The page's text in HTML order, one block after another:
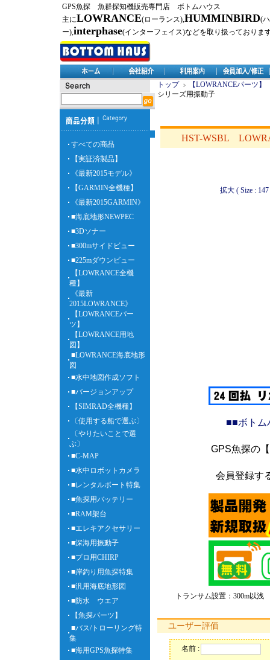
GPS魚探 魚群探知機販売専門店 ボトムハウス
主にLOWRANCE(ローランス),HUMMINBIRD(
ー),interphase(インターフェイス)などを取り扱っておりま
すべての商品
【実証済製品】
《最新2015モデル》
【GARMIN全機種】
《最新2015GARMIN》
■海底地形NEWPEC
■3Dソナー
■300mサイドビュー
■225mダウンビュー
【LOWRANCE全機
種】
《最新
2015LOWRANCE》
【LOWRANCEパー
ツ】
【LOWRANCE用地
図】
■LOWRANCE海底地形
図
■水中地図作成ソフト
■バージョンアップ
【SIMRAD全機種】
〔使用する船で選ぶ〕
〔やりたいことで選
ぶ〕
■C-MAP
■水中ロボットカメラ
■レンタルボート特集
■魚探用バッテリー
■RAM架台
■エレキアクセサリー
■深海用振動子
■プロ用CHIRP
■岸釣り用魚探特集
■汎用海底地形図
■防水 ウエア
【魚探パーツ】
■バス/トローリング特
集
■海用GPS魚探特集
トップ
【LOWRANCEパーツ】
シリーズ用振動子
HST-WSBL
拡大 ( Size :
■■ボト
GPS魚探の
会員登録す
トランサム設置：300m以浅
ユーザー評価
名前 :